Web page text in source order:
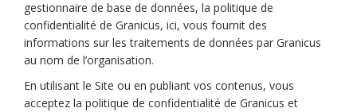
gestionnaire de base de données, la politique de
confidentialité de Granicus, ici(Liens externes)
, vous fournit des
informations sur les traitements de données par Granicus
au nom de l’organisation.
En utilisant le Site ou en publiant vos contenus, vous
acceptez la politique de confidentialité de Granicus et